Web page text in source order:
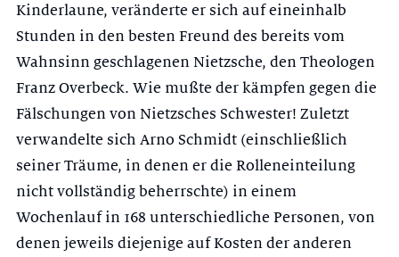
Kin­derlaune, veränderte er sich auf eineinhalb
Stunden in den besten Freund des bereits vom
Wahnsinn geschlagenen Nietzsche, den Theologen
Franz Over­beck. Wie mußte der kämpfen gegen die
Fälschungen von Nietzsches Schwe­ster! Zuletzt
verwandelte sich Arno Schmidt (einschließlich
seiner Träume, in denen er die Rolleneinteilung
nicht vollständig beherrschte) in einem
Wo­chenlauf in 168 unterschiedliche Personen, von
denen jeweils diejenige auf Kosten der anderen